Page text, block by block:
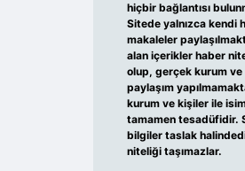
hiçbir bağlantısı
Sitede yalnızca kendi
makaleler
alan içerikler haber
olup, gerçek kurum ve
paylaşım
kurum ve kişiler ile
tamamen tesadüfidir.
bilgiler taslak
niteliği taşımazlar.